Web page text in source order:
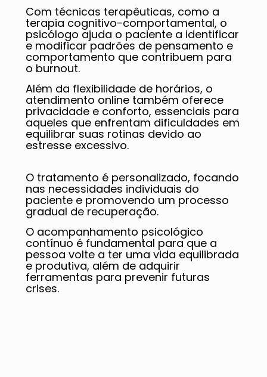
Com técnicas terapêuticas, como a
terapia cognitivo-comportamental, o
psicólogo ajuda o paciente a identificar
e modificar padrões de pensamento e
comportamento que contribuem para
o burnout.
Além da flexibilidade de horários, o
atendimento online também oferece
privacidade e conforto, essenciais para
aqueles que enfrentam dificuldades em
equilibrar suas rotinas devido ao
estresse excessivo.
O tratamento é personalizado, focando
nas necessidades individuais do
paciente e promovendo um processo
gradual de recuperação.
O acompanhamento psicológico
contínuo é fundamental para que a
pessoa volte a ter uma vida equilibrada
e produtiva, além de adquirir
ferramentas para prevenir futuras
crises.